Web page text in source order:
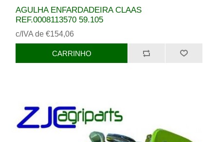
AGULHA ENFARDADEIRA CLAAS
REF.0008113570 59.105
c/IVA de €154,06